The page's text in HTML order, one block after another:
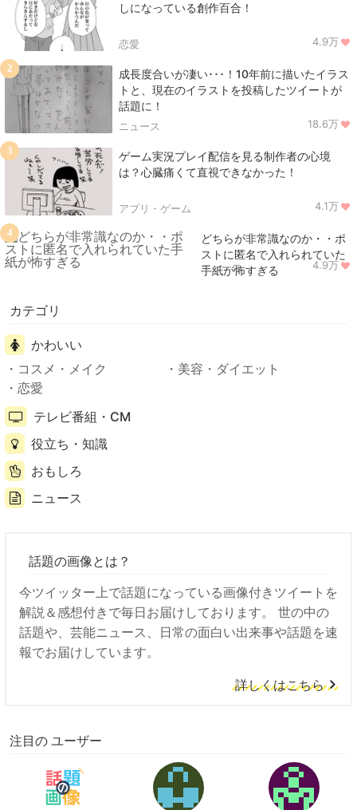
しになっている創作百合！
恋愛 4.9万
成長度合いが凄い･･･！10年前に描いたイラス
トと、現在のイラストを投稿したツイートが
話題に！
ニュース 18.6万
2
ゲーム実況プレイ配信を見る制作者の心境
は？心臓痛くて直視できなかった！
アプリ・ゲーム 4.1万
3
どちらが非常識なのか・・ポ
ストに匿名で入れられていた
手紙が怖すぎる
ニュース 4.9万
4
カテゴリ
かわいい
コスメ・メイク
美容・ダイエット
恋愛
テレビ番組・CM
役立ち・知識
おもしろ
ニュース
話題の画像とは？
今ツイッター上で話題になっている画像付きツイートを
解説＆感想付きで毎日お届けしております。 世の中の
話題や、芸能ニュース、日常の面白い出来事や話題を速
報でお届けしています。
詳しくはこちら
注目の ユーザー